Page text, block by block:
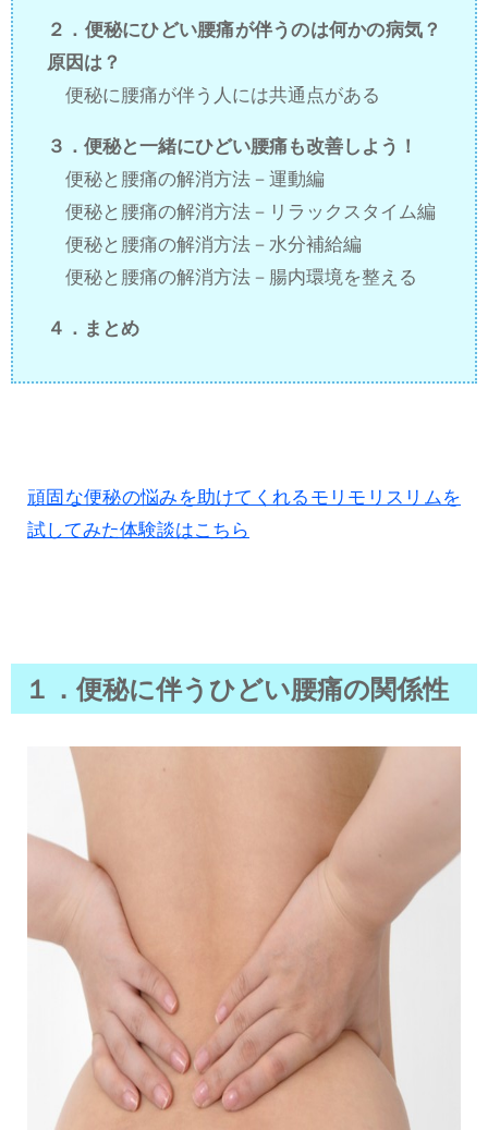
２．便秘にひどい腰痛が伴うのは何かの病気？
原因は？
便秘に腰痛が伴う人には共通点がある
３．便秘と一緒にひどい腰痛も改善しよう！
便秘と腰痛の解消方法－運動編
便秘と腰痛の解消方法－リラックスタイム編
便秘と腰痛の解消方法－水分補給編
便秘と腰痛の解消方法－腸内環境を整える
４．まとめ
頑固な便秘の悩みを助けてくれるモリモリスリムを
試してみた体験談はこちら
１．便秘に伴うひどい腰痛の関係性